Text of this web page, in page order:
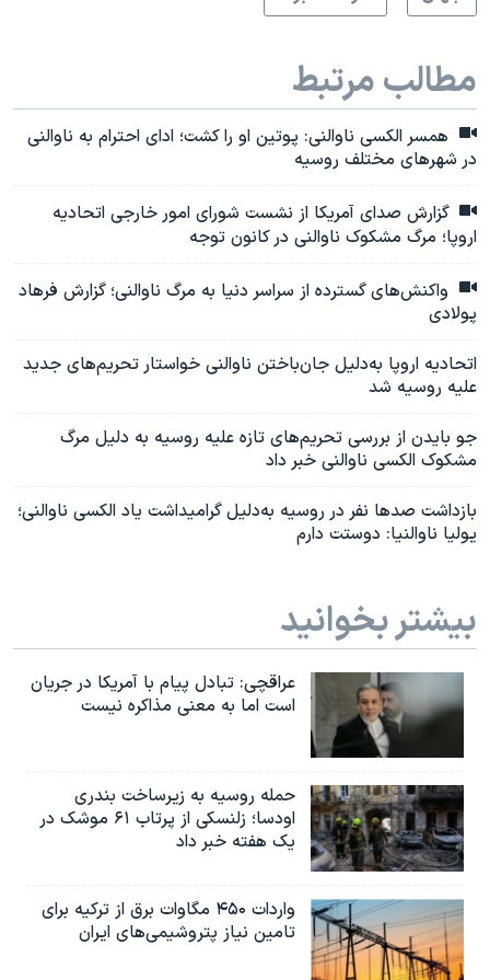
مطالب مرتبط
همسر الکسی ناوالنی: پوتین او را کشت؛ ادای احترام به ناوالنی
در شهرهای مختلف روسیه
گزارش صدای آمریکا از نشست شورای امور خارجی اتحادیه
اروپا؛ مرگ مشکوک ناوالنی در کانون توجه
واکنش‌های گسترده از سراسر دنیا به مرگ ناوالنی؛ گزارش فرهاد
پولادی
اتحادیه اروپا به‌دلیل جان‌باختن ناوالنی خواستار تحریم‌های جدید
علیه روسیه شد
جو بایدن از بررسی تحریم‌های تازه علیه روسیه به دلیل مرگ
مشکوک الکسی ناوالنی خبر داد
بازداشت صدها نفر در روسیه به‌دلیل گرامیداشت یاد الکسی ناوالنی؛
یولیا ناوالنیا: دوستت دارم
بیشتر بخوانید
عراقچی: تبادل پیام با آمریکا در جریان
است اما به معنی مذاکره نیست
حمله روسیه به زیرساخت بندری
اودسا؛ زلنسکی از پرتاب ۶۱ موشک در
یک هفته خبر داد
واردات ۴۵۰ مگاوات برق از ترکیه برای
تامین نیاز پتروشیمی‌های ایران